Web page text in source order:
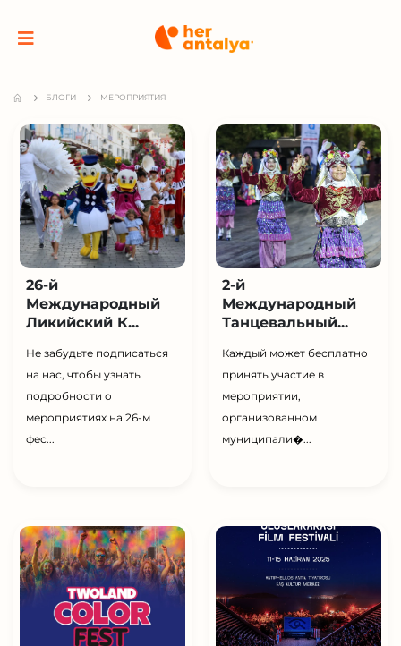
БЛОГИ МЕРОПРИЯТИЯ
26-й
Международный
Ликийский К...
Не забудьте подписаться
на нас, чтобы узнать
подробности о
мероприятиях на 26-м
фес...
2-й
Международный
Танцевальный...
Каждый может бесплатно
принять участие в
мероприятии,
организованном
муниципали�...